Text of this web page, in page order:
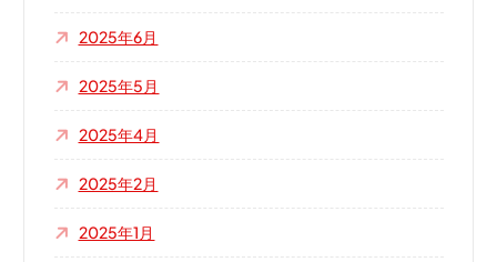
2025年6月
2025年5月
2025年4月
2025年2月
2025年1月